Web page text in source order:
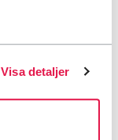
Visa detaljer